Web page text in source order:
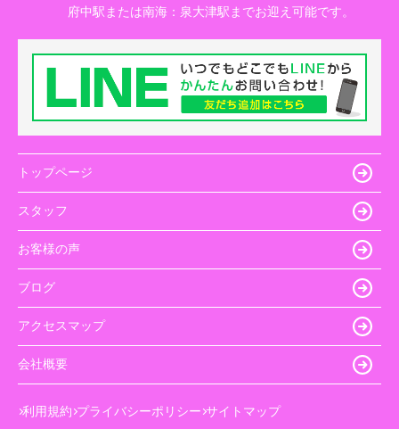
府中駅または南海：泉大津駅までお迎え可能です。
トップページ
スタッフ
お客様の声
ブログ
アクセスマップ
会社概要
利用規約 プライバシーポリシー サイトマップ